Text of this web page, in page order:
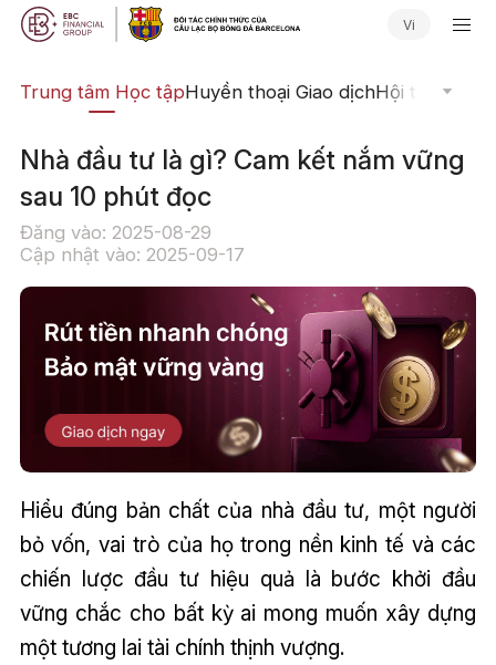
Vi
Trung tâm Học tậpHuyền thoại Giao dịchHội thảo
Nhà đầu tư là gì? Cam kết nắm vững
sau 10 phút đọc
Đăng vào: 2025-08-29
Cập nhật vào: 2025-09-17
Hiểu đúng bản chất của nhà đầu tư, một người
bỏ vốn, vai trò của họ trong nền kinh tế và các
chiến lược đầu tư hiệu quả là bước khởi đầu
vững chắc cho bất kỳ ai mong muốn xây dựng
một tương lai tài chính thịnh vượng.